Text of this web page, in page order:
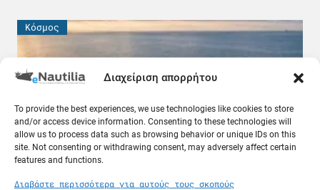
Διαχείριση απορρήτου
To provide the best experiences, we use technologies like cookies to store
and/or access device information. Consenting to these technologies will
allow us to process data such as browsing behavior or unique IDs on this
site. Not consenting or withdrawing consent, may adversely affect certain
features and functions.
Διαβάστε περισσότερα για αυτούς τους σκοπούς
Κόσμος